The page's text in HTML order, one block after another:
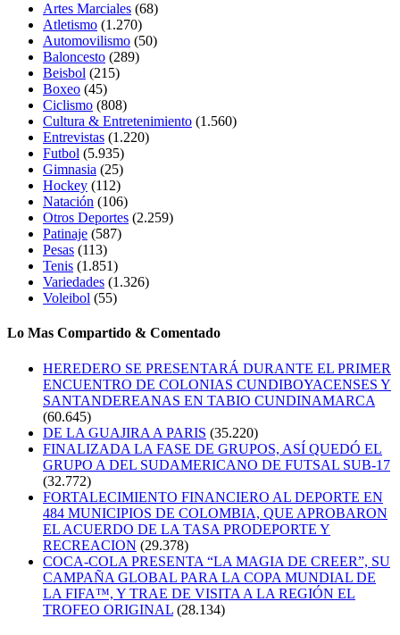
Artes Marciales (68)
Atletismo (1.270)
Automovilismo (50)
Baloncesto (289)
Beisbol (215)
Boxeo (45)
Ciclismo (808)
Cultura & Entretenimiento (1.560)
Entrevistas (1.220)
Futbol (5.935)
Gimnasia (25)
Hockey (112)
Natación (106)
Otros Deportes (2.259)
Patinaje (587)
Pesas (113)
Tenis (1.851)
Variedades (1.326)
Voleibol (55)
Lo Mas Compartido & Comentado
HEREDERO SE PRESENTARÁ DURANTE EL PRIMER
ENCUENTRO DE COLONIAS CUNDIBOYACENSES Y
SANTANDEREANAS EN TABIO CUNDINAMARCA
(60.645)
DE LA GUAJIRA A PARIS (35.220)
FINALIZADA LA FASE DE GRUPOS, ASÍ QUEDÓ EL
GRUPO A DEL SUDAMERICANO DE FUTSAL SUB-17
(32.772)
FORTALECIMIENTO FINANCIERO AL DEPORTE EN
484 MUNICIPIOS DE COLOMBIA, QUE APROBARON
EL ACUERDO DE LA TASA PRODEPORTE Y
RECREACION (29.378)
COCA-COLA PRESENTA “LA MAGIA DE CREER”, SU
CAMPAÑA GLOBAL PARA LA COPA MUNDIAL DE
LA FIFA™, Y TRAE DE VISITA A LA REGIÓN EL
TROFEO ORIGINAL (28.134)